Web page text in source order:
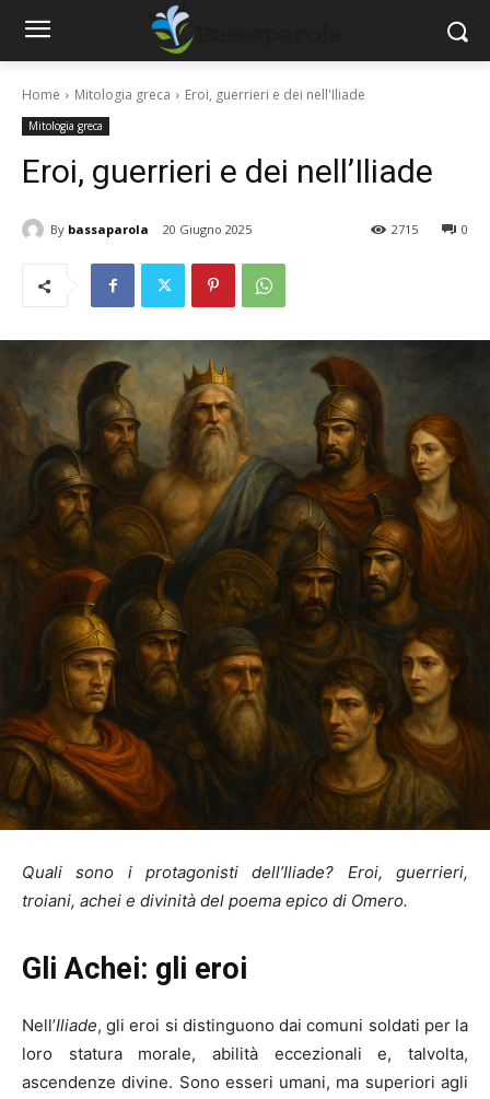
Home Mitologia greca Eroi, guerrieri e dei nell'Iliade
Mitologia greca
Eroi, guerrieri e dei nell’Iliade
By bassaparola 20 Giugno 2025 0
2715
Quali sono i protagonisti dell’Iliade? Eroi, guerrieri,
troiani, achei e divinità del poema epico di Omero.
Gli Achei: gli eroi
Nell’Iliade, gli eroi si distinguono dai comuni soldati per la
loro statura morale, abilità eccezionali e, talvolta,
ascendenze divine. Sono esseri umani, ma superiori agli